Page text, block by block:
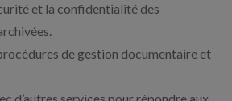
et la confidentialité des
de gestion documentaire et